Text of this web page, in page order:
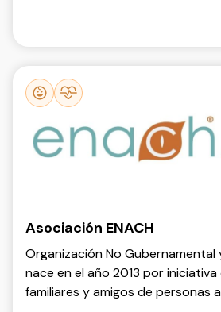
Asociación ENACH
Organización No
nace en el año 2013 por
familiares y amigos de personas